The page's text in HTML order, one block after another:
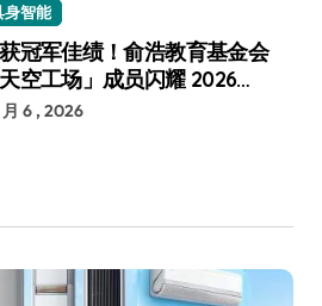
身智能
冠军佳绩！俞浩教育基金会
天空工场」成员闪耀 2026
机器人世界杯
月 6 , 2026